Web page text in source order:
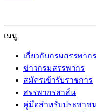
เมนู
เกี่ยวกับกรมสรรพากร
ข่าวกรมสรรพากร
สมัครเข้ารับราชการ
สรรพากรสาส์น
คู่มือสำหรับประชาช